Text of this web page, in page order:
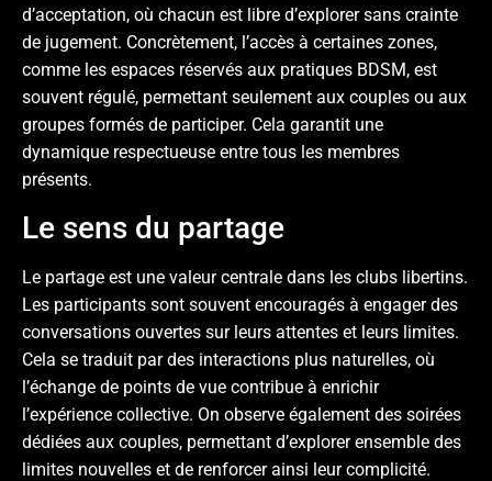
d’acceptation, où chacun est libre d’explorer sans crainte
de jugement. Concrètement, l’accès à certaines zones,
comme les espaces réservés aux pratiques BDSM, est
souvent régulé, permettant seulement aux couples ou aux
groupes formés de participer. Cela garantit une
dynamique respectueuse entre tous les membres
présents.
Le sens du partage
Le partage est une valeur centrale dans les clubs libertins.
Les participants sont souvent encouragés à engager des
conversations ouvertes sur leurs attentes et leurs limites.
Cela se traduit par des interactions plus naturelles, où
l’échange de points de vue contribue à enrichir
l’expérience collective. On observe également des soirées
dédiées aux couples, permettant d’explorer ensemble des
limites nouvelles et de renforcer ainsi leur complicité.